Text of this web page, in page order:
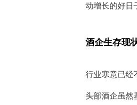
动增长的好日
酒企生存现
行业寒意已经
头部酒企虽然